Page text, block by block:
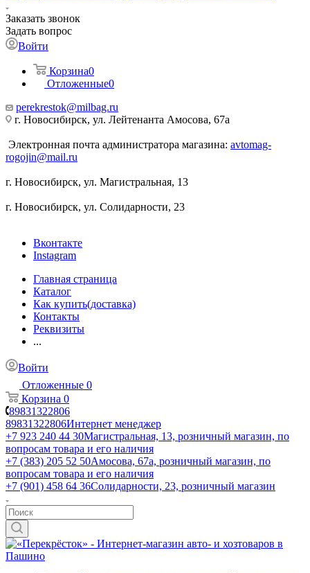
Заказать звонок
Задать вопрос
Войти
Корзина0
Отложенные0
perekrestok@milbag.ru
г. Новосибирск, ул. ​Лейтенанта Амосова, 67а
Электронная почта администратора магазина: avtomag-
rogojin@mail.ru
г. Новосибирск, ул. ​Магистральная, 13
г. Новосибирск, ул. ​Солидарности, 23
Вконтакте
Instagram
Главная страница
Каталог
Как купить(доставка)
Контакты
Реквизиты
...
Войти
Отложенные 0
Корзина 0
89831322806
89831322806Интернет менеджер
+7 923 240 44 30​Магистральная, 13, розничный магазин, по
вопросам товара и его наличия
+7 (383) 205 52 50Амосова, 67а, розничный магазин, по
вопросам товара и его наличия
+7 (901) 458 64 36Солидарности, 23, розничный магазин